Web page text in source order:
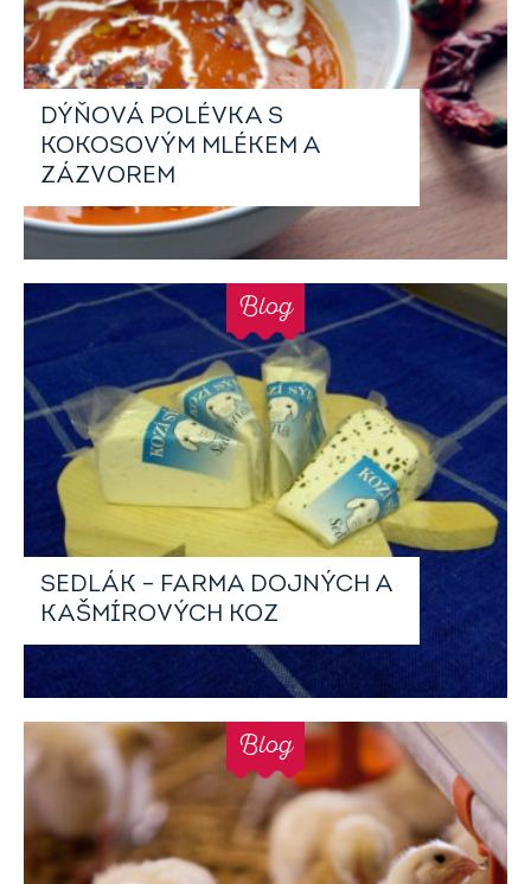
DÝŇOVÁ POLÉVKA S
KOKOSOVÝM MLÉKEM A
ZÁZVOREM
SEDLÁK – FARMA DOJNÝCH A
KAŠMÍROVÝCH KOZ
Blog
Blog